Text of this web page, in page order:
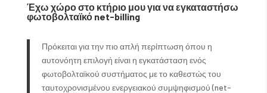
Έχω χώρο στο κτήριο μου για να εγκαταστήσω
φωτοβολταϊκό net-billing
Πρόκειται για την πιο απλή περίπτωση όπου η
αυτονόητη επιλογή είναι η εγκατάσταση ενός
φωτοβολταϊκού συστήματος με το καθεστώς του
ταυτοχρονισμένου ενεργειακού συμψηφισμού (net-